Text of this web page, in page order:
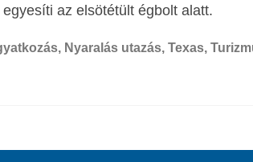
az elsötétült égbolt alatt.
, Nyaralás utazás, Texas,